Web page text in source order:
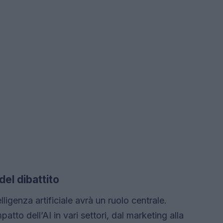
dibattito
artificiale avrà un ruolo centrale.
dell’AI in vari settori, dal marketing alla